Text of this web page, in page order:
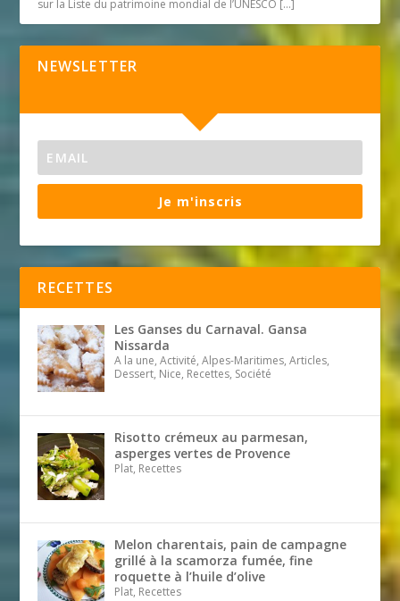
sur la Liste du patrimoine mondial de l’UNESCO […]
NEWSLETTER
Je m'inscris
RECETTES
Les Ganses du Carnaval. Gansa
Nissarda
A la une, Activité, Alpes-Maritimes, Articles,
Dessert, Nice, Recettes, Société
Risotto crémeux au parmesan,
asperges vertes de Provence
Plat, Recettes
Melon charentais, pain de campagne
grillé à la scamorza fumée, fine
roquette à l’huile d’olive
Plat, Recettes